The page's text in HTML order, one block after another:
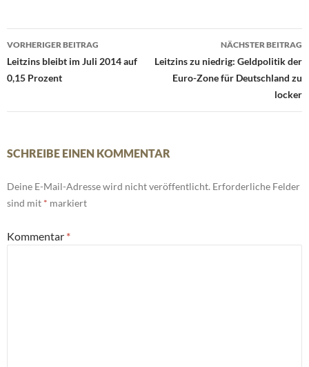
Beitrags-
Navigation
VORHERIGER BEITRAG
Leitzins bleibt im Juli 2014 auf
0,15 Prozent
NÄCHSTER BEITRAG
Leitzins zu niedrig: Geldpolitik der
Euro-Zone für Deutschland zu
locker
SCHREIBE EINEN KOMMENTAR
Deine E-Mail-Adresse wird nicht veröffentlicht. Erforderliche Felder
sind mit * markiert
Kommentar *